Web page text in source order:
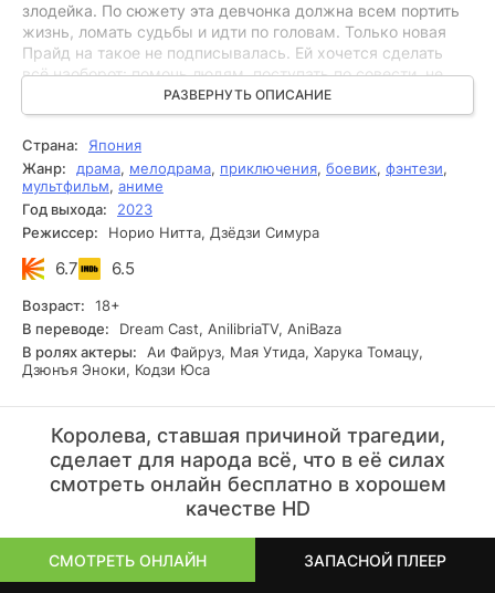
злодейка. По сюжету эта девчонка должна всем портить
жизнь, ломать судьбы и идти по головам. Только новая
Прайд на такое не подписывалась. Ей хочется сделать
всё наоборот: помочь людям, поступать по совести, не
превращаться в монстра. Но планы планами, а
реальность кусается. Здесь любая мелочь может
привести к беде. Сначала бы просто пережить
завтрашний день.
РАЗВЕРНУТЬ ОПИСАНИЕ
Страна:
Япония
Жанр:
драма, мелодрама, приключения, боевик, фэнтези,
мультфильм, аниме
Год выхода:
2023
Режиссер:
Норио Нитта, Дзёдзи Симура
6.7 6.5
Возраст:
18+
В переводе:
Dream Cast, AnilibriaTV, AniBaza
В ролях актеры:
Аи Файруз, Мая Утида, Харука Томацу,
Дзюнъя Эноки, Кодзи Юса
Королева, ставшая причиной трагедии,
сделает для народа всё, что в её силах
смотреть онлайн бесплатно в хорошем
качестве HD
СМОТРЕТЬ ОНЛАЙН ЗАПАСНОЙ ПЛЕЕР